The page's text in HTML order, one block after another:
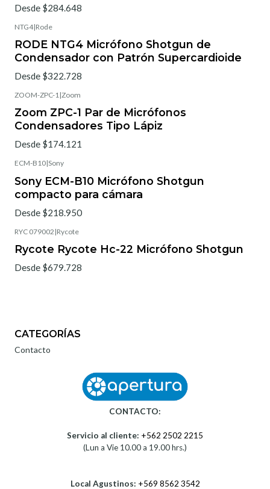
Desde $284.648
NTG4|Rode
RODE NTG4 Micrófono Shotgun de
Condensador con Patrón Supercardioide
Desde $322.728
ZOOM-ZPC-1|Zoom
Zoom ZPC-1 Par de Micrófonos
Condensadores Tipo Lápiz
Desde $174.121
ECM-B10|Sony
Sony ECM-B10 Micrófono Shotgun
compacto para cámara
Desde $218.950
RYC 079002 |Rycote
Rycote Rycote Hc-22 Micrófono Shotgun
Desde $679.728
CATEGORÍAS
Contacto
CONTACTO:
Servicio al cliente: +562 2502 2215
(Lun a Vie 10.00 a 19.00 hrs.)
Local Agustinos: +569 8562 3542